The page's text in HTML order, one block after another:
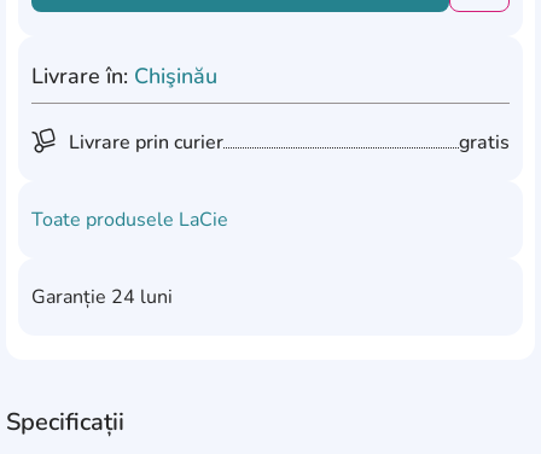
Livrare în: Chişinău
Livrare prin curier gratis
Toate produsele LaCie
Garanție 24 luni
Specificații